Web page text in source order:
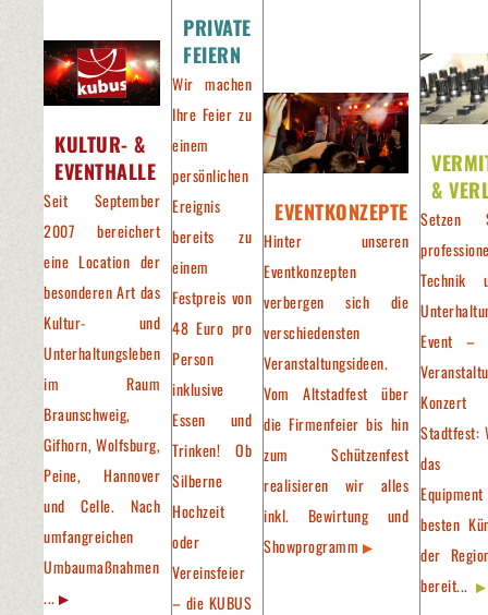
KULTUR- &
EVENTHALLE
Seit September
2007 bereichert
eine Location der
besonderen Art das
Kultur- und
Unterhaltungsleben
im Raum
Braunschweig,
Gifhorn, Wolfsburg,
Peine, Hannover
und Celle. Nach
umfangreichen
Umbaumaßnahmen
...
PRIVATE
FEIERN
Wir machen
Ihre Feier zu
einem
persönlichen
Ereignis
bereits zu
einem
Festpreis von
48 Euro pro
Person
inklusive
Essen und
Trinken! Ob
Silberne
Hochzeit
oder
Vereinsfeier
– die KUBUS
EVENTKONZEPTE
Hinter unseren
Eventkonzepten
verbergen sich die
verschiedensten
Veranstaltungsideen.
Vom Altstadfest über
die Firmenfeier bis hin
zum Schützenfest
realisieren wir alles
inkl. Bewirtung und
Showprogramm
&
Setzen
Technik
Event –
Stadtfest:
das
besten
der
bereit...